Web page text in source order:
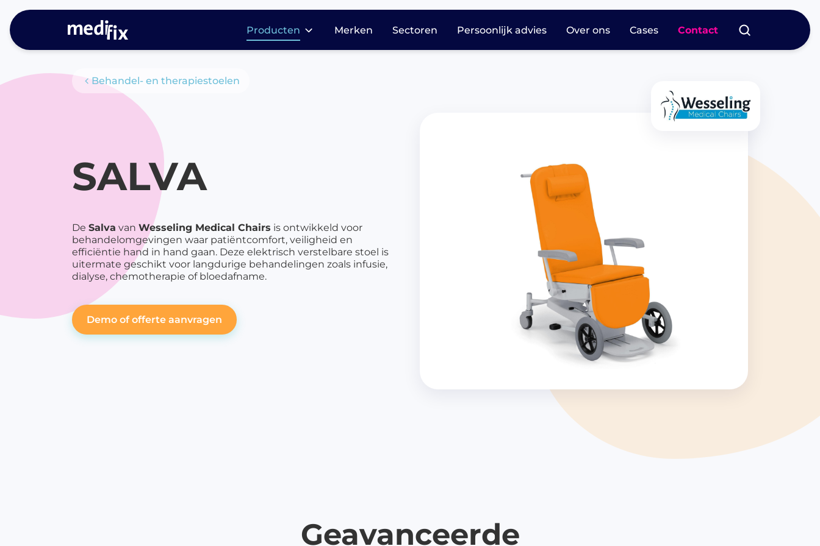
Producten
Producten
Pharmasafe®
medicijnkasten
Pharmasafe®
Medicatie trolleys
Merken Sectoren Persoonlijk advies Over ons Cases Contact
Behandel- en therapiestoelen
SALVA
De Salva van Wesseling Medical Chairs is ontwikkeld voor
behandelomgevingen waar patiëntcomfort, veiligheid en
efficiëntie hand in hand gaan. Deze elektrisch verstelbare stoel is
uitermate geschikt voor langdurige behandelingen zoals infusie,
dialyse, chemotherapie of bloedafname.
Demo of offerte aanvragen
Geavanceerde